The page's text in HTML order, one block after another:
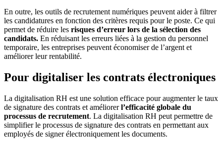
En outre, les outils de recrutement numériques peuvent aider à filtrer
les candidatures en fonction des critères requis pour le poste. Ce qui
permet de réduire les risques d’erreur lors de la sélection des
candidats. En réduisant les erreurs liées à la gestion du personnel
temporaire, les entreprises peuvent économiser de l’argent et
améliorer leur rentabilité.
Pour digitaliser les contrats électroniques
La digitalisation RH est une solution efficace pour augmenter le taux
de signature des contrats et améliorerl’efficacité globale du
processus de recrutement. La digitalisation RH peut permettre de
simplifier le processus de signature des contrats en permettant aux
employés de signer électroniquement les documents.